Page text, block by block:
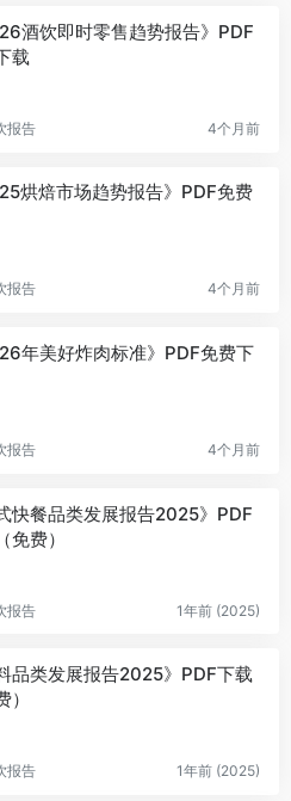
酒饮即时零售趋势报告》PDF
载
报告 4个月前
烘焙市场趋势报告》PDF免费
报告 4个月前
年美好炸肉标准》PDF免费下
报告 4个月前
快餐品类发展报告2025》PDF
免费）
报告 1年前 (2025)
品类发展报告2025》PDF下载
）
报告 1年前 (2025)